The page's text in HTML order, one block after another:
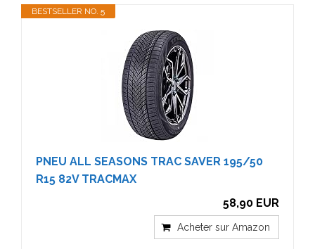
BESTSELLER NO. 5
PNEU ALL SEASONS TRAC SAVER 195/50
R15 82V TRACMAX
58,90 EUR
Acheter sur Amazon